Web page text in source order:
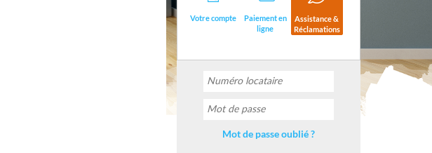
Votre compte
Paiement en
ligne
Assistance &
Réclamations
Mot de passe oublié ?